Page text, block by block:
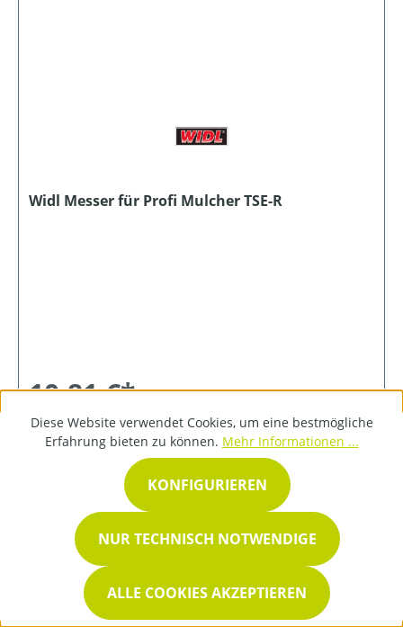
Widl Messer für Profi Mulcher TSE-R
10,81 €*
DETAILS
Diese Website verwendet Cookies, um eine bestmögliche
Erfahrung bieten zu können. Mehr Informationen ...
NUR TECHNISCH NOTWENDIGE
KONFIGURIEREN
ALLE COOKIES AKZEPTIEREN